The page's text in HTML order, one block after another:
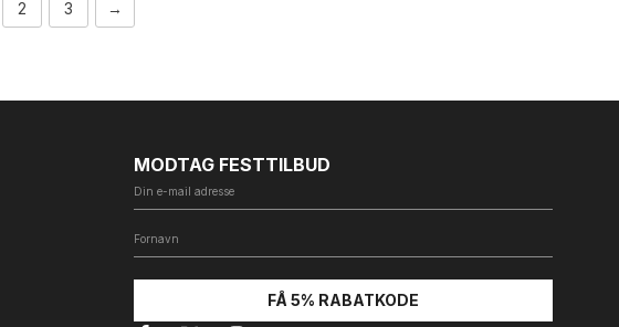
2 3 →
MODTAG FESTTILBUD
FÅ 5% RABATKODE